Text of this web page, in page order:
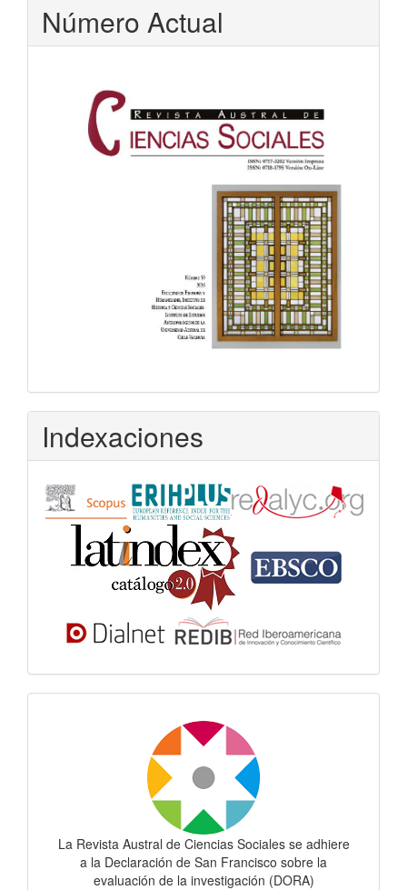
Número Actual
Indexaciones
La Revista Austral de Ciencias Sociales se adhiere
a la Declaración de San Francisco sobre la
evaluación de la investigación (DORA)